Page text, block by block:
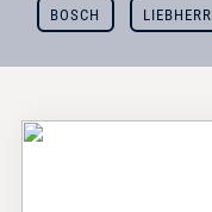
BOSCH LIEBHERR